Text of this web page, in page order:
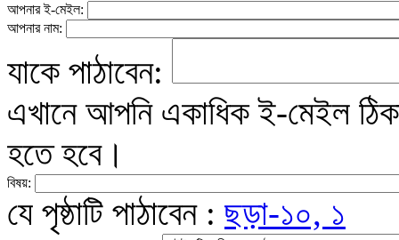
আপনার ই-মেইল:
আপনার নাম:
যাকে পাঠাবেন:
এখানে আপনি একাধিক ই-মেইল
হতে হবে।
বিষয়:
যে পৃষ্ঠাটি পাঠাবেন : ছড়া-১০, ১